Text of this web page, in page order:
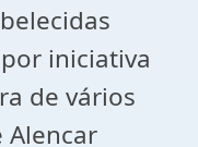
iniciativa
de vários
Alencar